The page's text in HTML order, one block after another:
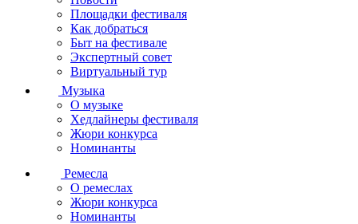
Площадки фестиваля
Как добраться
Быт на фестивале
Экспертный совет
Виртуальный тур
Музыка
О музыке
Хедлайнеры фестиваля
Жюри конкурса
Номинанты
Ремесла
О ремеслах
Жюри конкурса
Номинанты